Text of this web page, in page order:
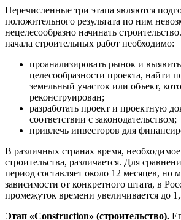
Перечисленные три этапа являются
положительного результата по ним
нецелесообразно начинать
начала строительных работ необходимо:
проанализировать рынок и
целесообразности проекта, найти
земельный участок или объект,
реконструирован;
разработать проект и проектную
соответствии с законодательством;
привлечь инвесторов для
В различных странах время, необходимое
строительства, различается. Для
период составляет около 12 месяцев, но
зависимости от конкретного штата, в
промежуток времени увеличивается до
Этап «Сonstruction» (строительство).